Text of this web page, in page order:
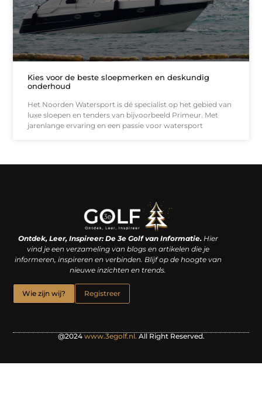
Kies voor de beste sloepmerken en deskundig
onderhoud
Het Noorden Watersport is dé specialist op het gebied van
luxe sloepen en tenders van bijvoorbeeld Primeur. Met
jarenlange ervaring en een passie voor watersport
Ontdek, Leer, Inspireer: De 3e Golf van Informatie.Hier
vind je een verzameling van blogs en artikelen die je
informeren, inspireren en verbinden. Blijf op de hoogte van
nieuwe inzichten en trends.
Wie zijn wij? Registreer
@2024www.3egolf.nl.All Right Reserved.